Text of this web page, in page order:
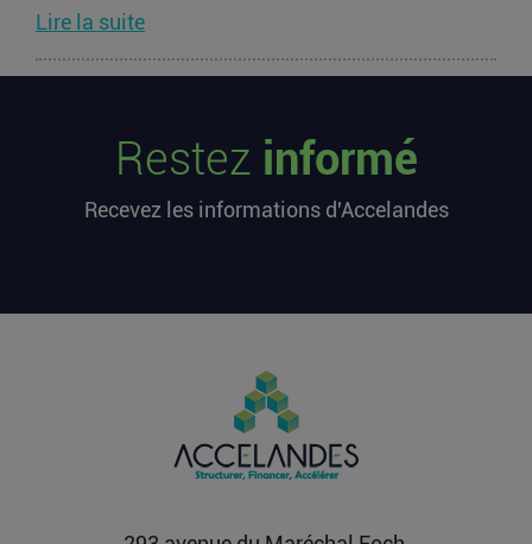
Lire la suite
millions d’euros cette semaine
L’article Les startups françaises ont levé 113
premier sur...
chez OpenAI pour se soigner
L’article Après une pause de 3 mois, la Française
Fidji Simo quitte son poste chez OpenAI pour se
Restez informé
Recevez les informations d'Accelandes